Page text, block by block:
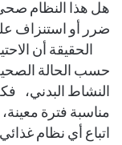
هل هذا النظام
ضرر أو استنزاف
الحقيقة أن
حسب الحالة
النشاط البدني،
مناسبة فترة
اتباع أي نظام